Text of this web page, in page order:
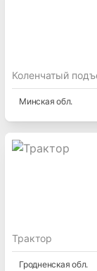
Коленчатый
Минская обл.
Трактор
Гродненская обл.